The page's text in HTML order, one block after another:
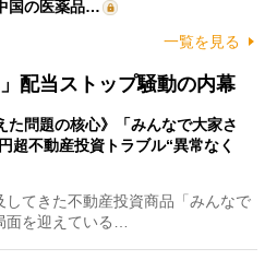
国の医薬品…
一覧を見る
配当ストップ騒動の内幕
た問題の核心》「みんなで大家さ
超不動産投資トラブル“異常なく
てきた不動産投資商品「みんなで
面を迎えている…